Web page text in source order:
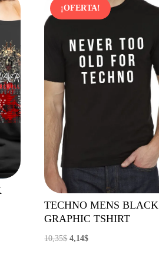
¡OFERTA!
TECHNO MENS BLACK
GRAPHIC TSHIRT
10,35$ El
4,14$El